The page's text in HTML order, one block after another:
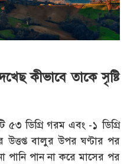
কীভাবে তাকে সৃষ্টি
৫৩ ডিগ্রি গরম এবং -১ ডিগ্রি
উত্তপ্ত বালুর উপর ঘণ্টার পর
পানি পান না করে মাসের পর